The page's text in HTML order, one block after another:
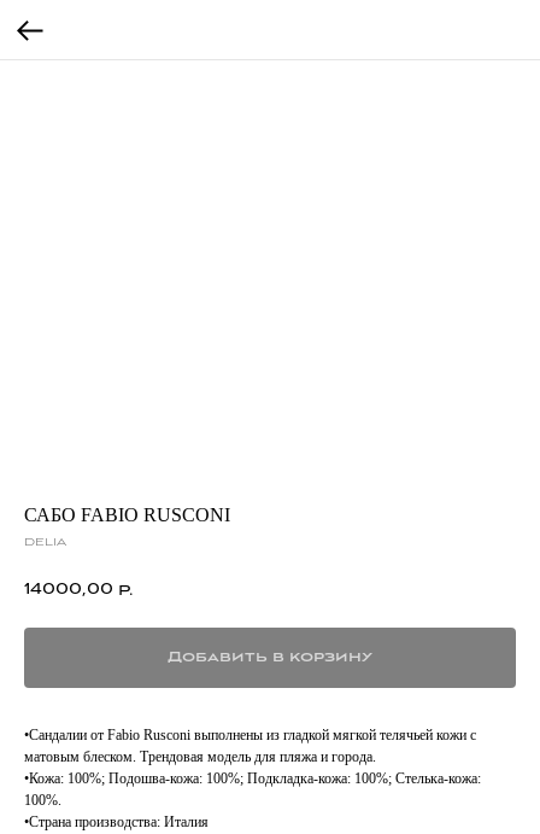
САБО FABIO RUSCONI
delia
14000,00 р.
Добавить в корзину
•Сандалии от Fabio Rusconi выполнены из гладкой мягкой телячьей кожи с
матовым блеском. Трендовая модель для пляжа и города.
•Кожа: 100%; Подошва-кожа: 100%; Подкладка-кожа: 100%; Стелька-кожа:
100%.
•Страна производства: Италия